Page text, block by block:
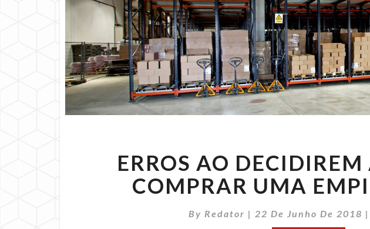
AO
DECIDIREM
ALUGAR
COMPRAR
ERROS AO
COMPRAR UMA
By Redator | 22 De Junho De 2018 |